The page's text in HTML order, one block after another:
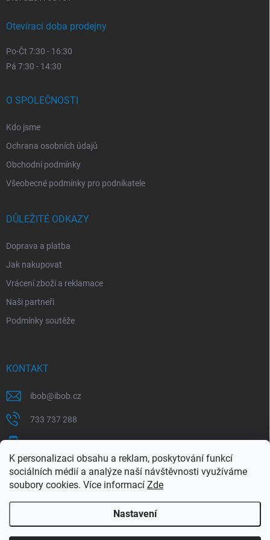
K personalizaci obsahu a reklam, poskytování funkcí
sociálních médií a analýze naší návštěvnosti využíváme
soubory cookies. Více informací Zde
Nastavení
Otevírací doba prodejny
Po-Čt 7:30 - 16:30
Pá 7:30 - 14:30
O SPOLEČNOSTI
Kdo jsme
Ochrana osobních údajů
Obchodní podmínky
Všeobecné podmínky pro podnikatele
DŮLEŽITÉ ODKAZY
Doprava a platba
Jak nakupovat
Vrácení zboží a reklamace
Naši partneři
Podmínky soutěže
KONTAKT
ibob@ibob.cz
733 737 288
607 069 561
Sledujte nás na Facebooku !
ibob_s.r.o/
Copyright 2026ibob s.r.o.. Všechna práva vyhrazena.Upravit nastavení